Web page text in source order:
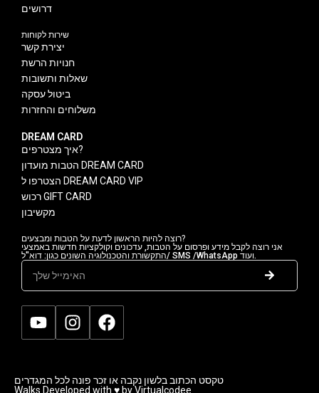
דרושים
שירות לקוחות
יצירת קשר
חנויות הרשת
שאלות ותשובות
ביטול עסקה
משלוחים והחזרות
DREAM CARD
איך מצטרפים?
הטבות מועדון DREAM CARD
הצטרפו ל DREAM CARD VIP
רכוש GIFT CARD
מקשיבון
רוצה להיות הראשון לדעת על הטבות ומבצעים?
אני רוצה לקבל מידע ופרסום על הטבות, עדכונים וקולקציות חדשות באמצעי
התקשורת והטכנולוגיה השונים כגון: דוא"ל/ SMS /WhatsApp ועוד.
טקסט הכתוב בלשון נקבה או זכר פונה לכל המגדרים
Walks Developed with ♥ by Virtualcodee